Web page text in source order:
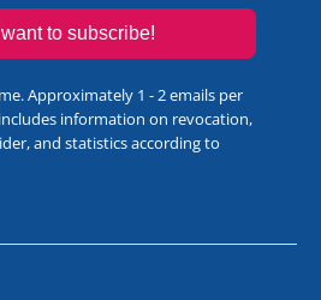
to subscribe!
Approximately 1 - 2 emails per
information on revocation,
and statistics according to